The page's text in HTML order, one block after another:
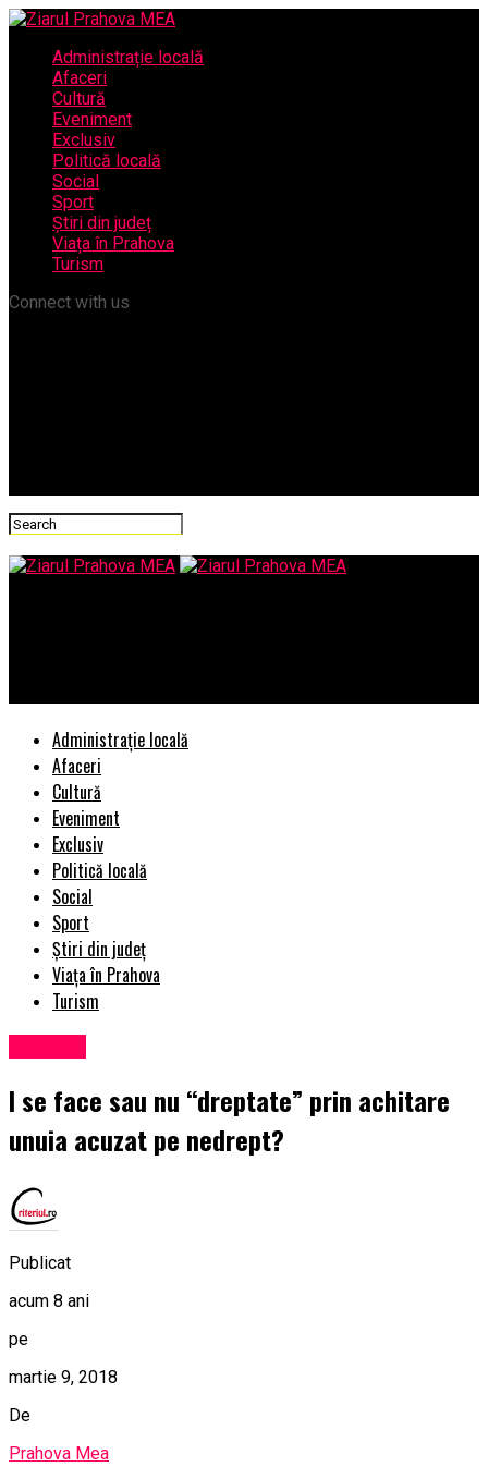
Administrație locală
Afaceri
Cultură
Eveniment
Exclusiv
Politică locală
Social
Sport
Știri din județ
Viața în Prahova
Turism
Connect with us
Administrație locală
Afaceri
Cultură
Eveniment
Exclusiv
Politică locală
Social
Sport
Știri din județ
Viața în Prahova
Turism
I se face sau nu “dreptate” prin achitare
unuia acuzat pe nedrept?
Publicat
acum 8 ani
pe
martie 9, 2018
De
Prahova Mea